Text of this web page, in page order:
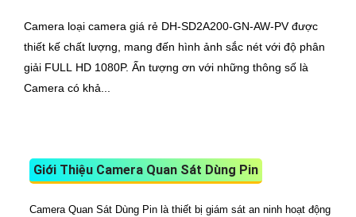
Camera loại camera giá rẻ DH-SD2A200-GN-AW-PV được
thiết kế chất lượng, mang đến hình ảnh sắc nét với độ phân
giải FULL HD 1080P. Ấn tượng ơn với những thông số là
Camera có khả...
Giới Thiệu Camera Quan Sát Dùng Pin
Camera Quan Sát Dùng Pin là thiết bị giám sát an ninh hoạt động